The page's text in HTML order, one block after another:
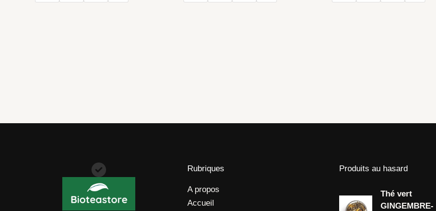
Rubriques
A propos
Accueil
Produits au hasard
Thé vert
GINGEMBRE-